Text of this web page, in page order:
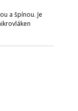
a špínou. Je